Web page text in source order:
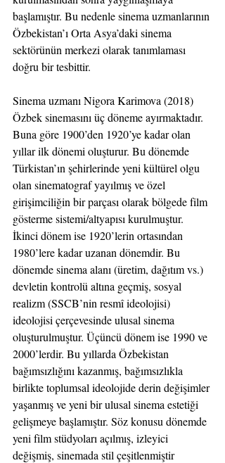
başlamıştır. Bu nedenle sinema uzmanlarının
Özbekistan’ı Orta Asya’daki sinema
sektörünün merkezi olarak tanımlaması
doğru bir tesbittir.
Sinema uzmanı Nigora Karimova (2018)
Özbek sinemasını üç döneme ayırmaktadır.
Buna göre 1900’den 1920’ye kadar olan
yıllar ilk dönemi oluşturur. Bu dönemde
Türkistan’ın şehirlerinde yeni kültürel olgu
olan sinematograf yayılmış ve özel
girişimciliğin bir parçası olarak bölgede film
gösterme sistemi/altyapısı kurulmuştur.
İkinci dönem ise 1920’lerin ortasından
1980’lere kadar uzanan dönemdir. Bu
dönemde sinema alanı (üretim, dağıtım vs.)
devletin kontrolü altına geçmiş, sosyal
realizm (SSCB’nin resmî ideolojisi)
ideolojisi çerçevesinde ulusal sinema
oluşturulmuştur. Üçüncü dönem ise 1990 ve
2000’lerdir. Bu yıllarda Özbekistan
bağımsızlığını kazanmış, bağımsızlıkla
birlikte toplumsal ideolojide derin değişimler
yaşanmış ve yeni bir ulusal sinema estetiği
gelişmeye başlamıştır. Söz konusu dönemde
yeni film stüdyoları açılmış, izleyici
değişmiş, sinemada stil çeşitlenmiştir